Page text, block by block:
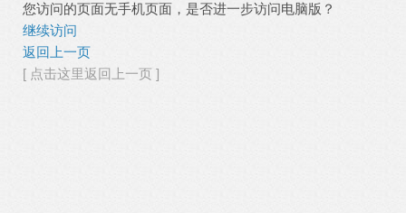
您访问的页面无手机页面，是否进一步访问电脑版？
继续访问
返回上一页
[ 点击这里返回上一页 ]